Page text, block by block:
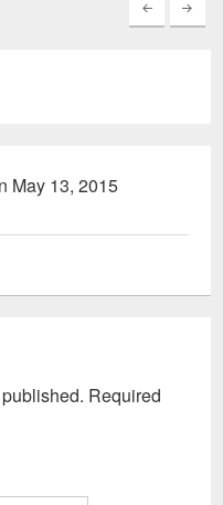
May 13, 2015
Required